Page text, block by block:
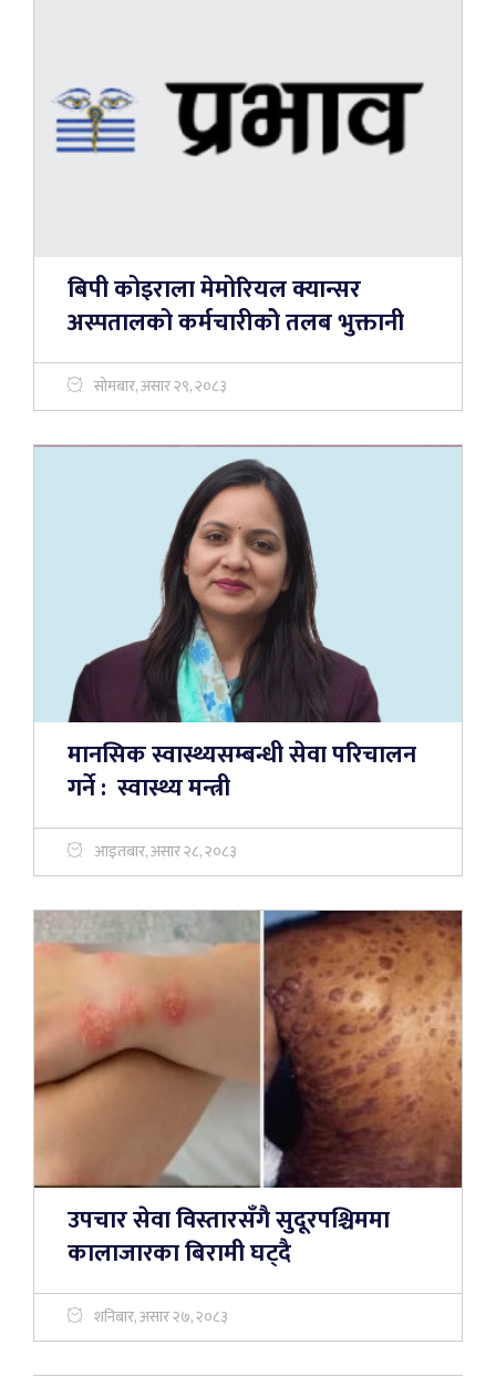
बिपी कोइराला मेमोरियल क्यान्सर
अस्पतालको कर्मचारीकोे तलब भुक्तानी
सोमबार, असार २९, २०८३
मानसिक स्वास्थ्यसम्बन्धी सेवा परिचालन
गर्ने : स्वास्थ्य मन्त्री
आइतबार, असार २८, २०८३
उपचार सेवा विस्तारसँगै सुदूरपश्चिममा
कालाजारका बिरामी घट्दै
शनिबार, असार २७, २०८३